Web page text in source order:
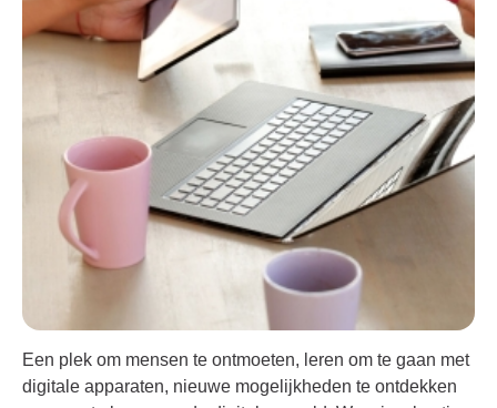
Een plek om mensen te ontmoeten, leren om te gaan met
digitale apparaten, nieuwe mogelijkheden te ontdekken